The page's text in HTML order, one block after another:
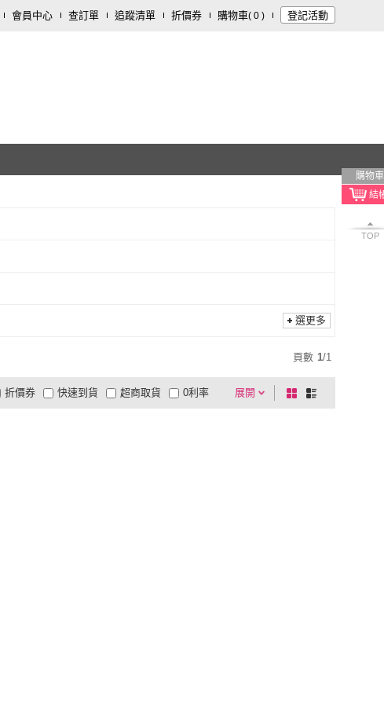
會員中心 查訂單 追蹤清單 折價券 購物車( 0 ) 登記活動
購物車
TOP
選更多
頁數 1/1
展開
折價券
有影片
商品有量 電視購物
快速到貨 超商取貨 0利率
棋
盤
列